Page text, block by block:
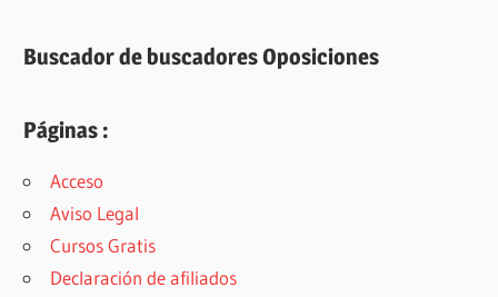
Buscador de buscadores Oposiciones
Páginas :
Acceso
Aviso Legal
Cursos Gratis
Declaración de afiliados